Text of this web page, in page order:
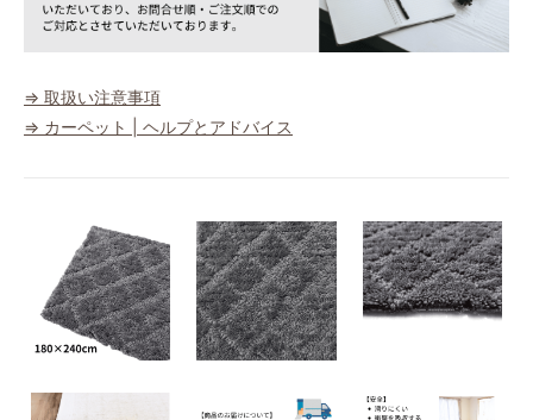
⇒ 取扱い注意事項
⇒ カーペット | ヘルプとアドバイス